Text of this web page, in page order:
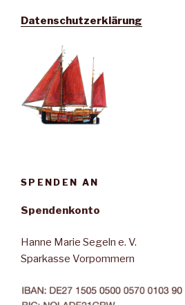
Datenschutzerklärung
SPENDEN AN
Spendenkonto
Hanne Marie Segeln e. V.
Sparkasse Vorpommern